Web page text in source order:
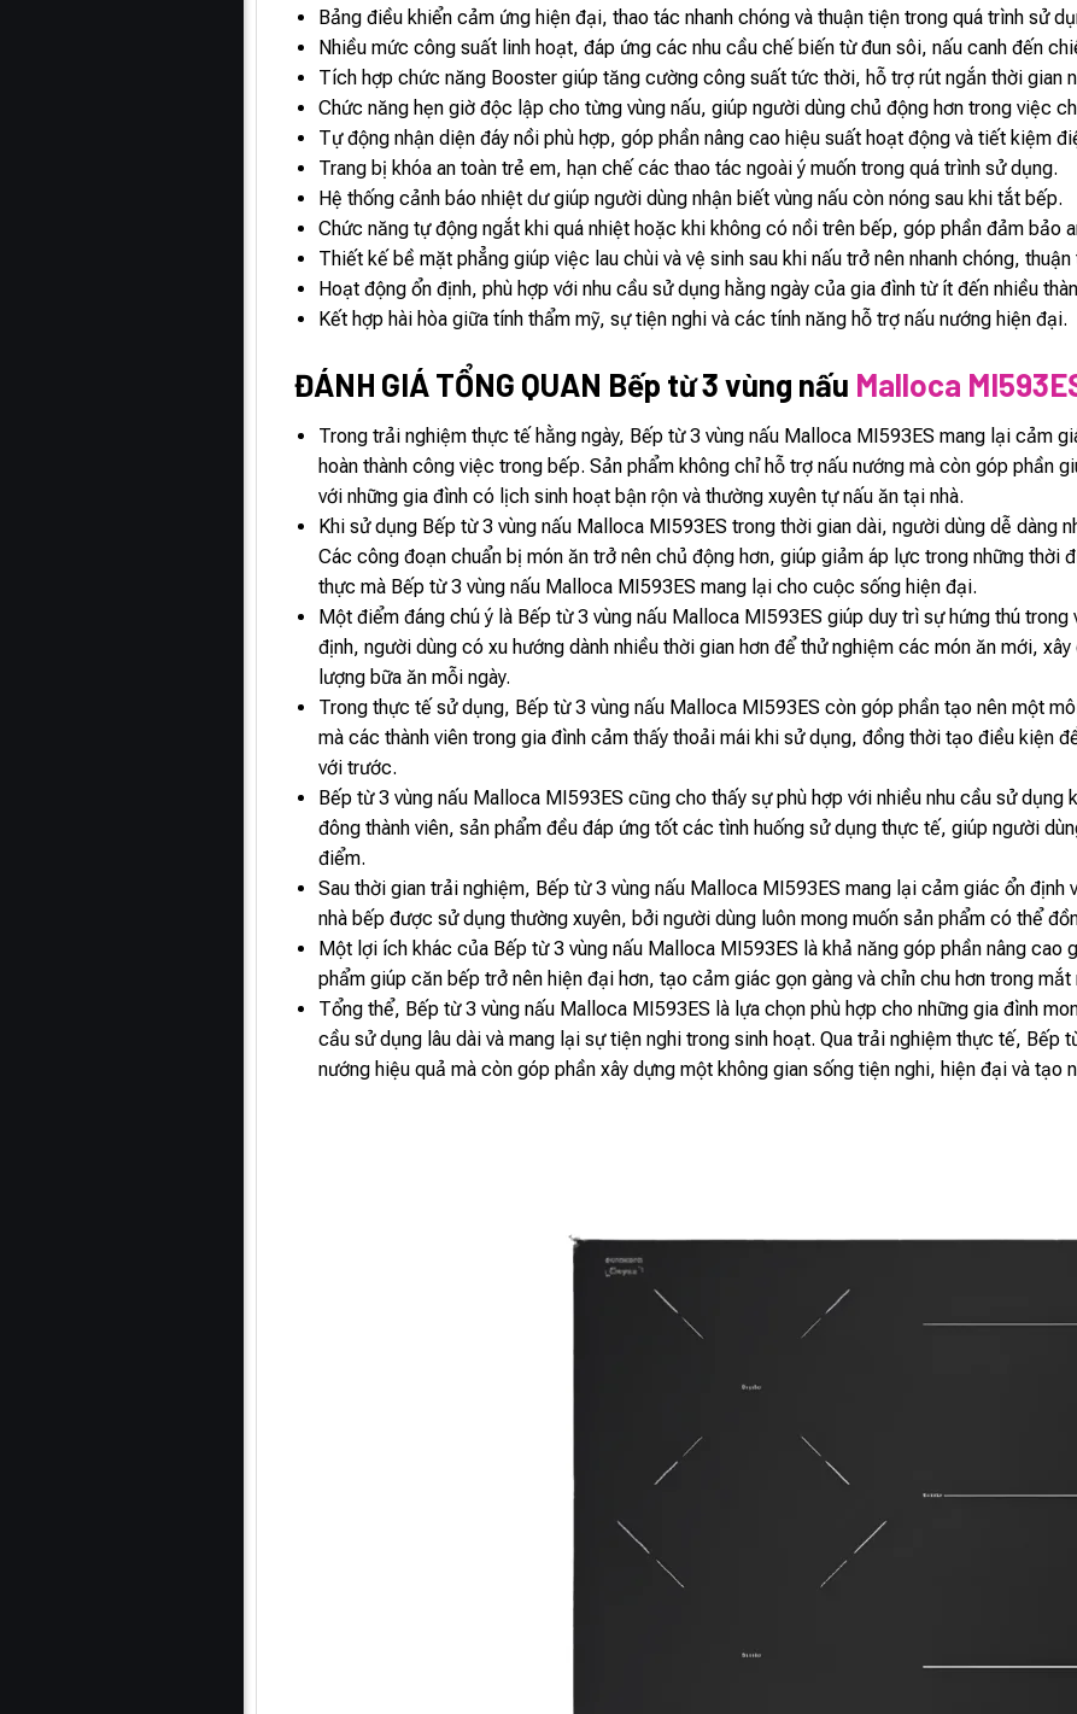
Bảng điều khiển cảm ứng hiện đại, thao tác nhanh chóng và thuận tiện trong quá trình sử
Nhiều mức công suất linh hoạt, đáp ứng các nhu cầu chế biến từ đun sôi, nấu canh đến
Tích hợp chức năng Booster giúp tăng cường công suất tức thời, hỗ trợ rút ngắn thời gian
Chức năng hẹn giờ độc lập cho từng vùng nấu, giúp người dùng chủ động hơn trong việc
Tự động nhận diện đáy nồi phù hợp, góp phần nâng cao hiệu suất hoạt động và tiết kiệm
Trang bị khóa an toàn trẻ em, hạn chế các thao tác ngoài ý muốn trong quá trình sử dụng.
Hệ thống cảnh báo nhiệt dư giúp người dùng nhận biết vùng nấu còn nóng sau khi tắt bếp.
Chức năng tự động ngắt khi quá nhiệt hoặc khi không có nồi trên bếp, góp phần đảm bảo
Thiết kế bề mặt phẳng giúp việc lau chùi và vệ sinh sau khi nấu trở nên nhanh chóng, thuận
Hoạt động ổn định, phù hợp với nhu cầu sử dụng hằng ngày của gia đình từ ít đến nhiều
Kết hợp hài hòa giữa tính thẩm mỹ, sự tiện nghi và các tính năng hỗ trợ nấu nướng hiện đại.
ĐÁNH GIÁ TỔNG QUAN Bếp từ 3 vùng nấu Malloca
Trong trải nghiệm thực tế hằng ngày, Bếp từ 3 vùng nấu Malloca MI593ES mang lại cảm
hoàn thành công việc trong bếp. Sản phẩm không chỉ hỗ trợ nấu nướng mà còn góp phần
với những gia đình có lịch sinh hoạt bận rộn và thường xuyên tự nấu ăn tại nhà.
Khi sử dụng Bếp từ 3 vùng nấu Malloca MI593ES trong thời gian dài, người dùng dễ dàng
Các công đoạn chuẩn bị món ăn trở nên chủ động hơn, giúp giảm áp lực trong những thời
thực mà Bếp từ 3 vùng nấu Malloca MI593ES mang lại cho cuộc sống hiện đại.
Một điểm đáng chú ý là Bếp từ 3 vùng nấu Malloca MI593ES giúp duy trì sự hứng thú
định, người dùng có xu hướng dành nhiều thời gian hơn để thử nghiệm các món ăn mới,
lượng bữa ăn mỗi ngày.
Trong thực tế sử dụng, Bếp từ 3 vùng nấu Malloca MI593ES còn góp phần tạo nên một
mà các thành viên trong gia đình cảm thấy thoải mái khi sử dụng, đồng thời tạo điều kiện
với trước.
Bếp từ 3 vùng nấu Malloca MI593ES cũng cho thấy sự phù hợp với nhiều nhu cầu sử
đông thành viên, sản phẩm đều đáp ứng tốt các tình huống sử dụng thực tế, giúp người
điểm.
Sau thời gian trải nghiệm, Bếp từ 3 vùng nấu Malloca MI593ES mang lại cảm giác ổn
nhà bếp được sử dụng thường xuyên, bởi người dùng luôn mong muốn sản phẩm có thể
Một lợi ích khác của Bếp từ 3 vùng nấu Malloca MI593ES là khả năng góp phần nâng
phẩm giúp căn bếp trở nên hiện đại hơn, tạo cảm giác gọn gàng và chỉn chu hơn trong
Tổng thể, Bếp từ 3 vùng nấu Malloca MI593ES là lựa chọn phù hợp cho những gia đình
cầu sử dụng lâu dài và mang lại sự tiện nghi trong sinh hoạt. Qua trải nghiệm thực tế, Bếp
nướng hiệu quả mà còn góp phần xây dựng một không gian sống tiện nghi, hiện đại và tạo